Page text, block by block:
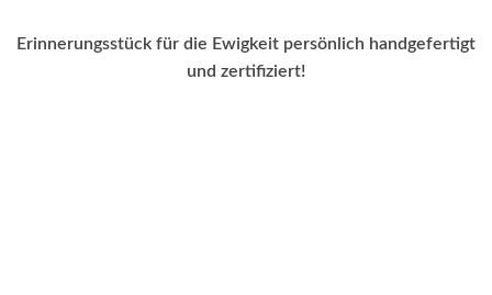
Erinnerungsstück für die Ewigkeit persönlich handgefertigt
und zertifiziert!